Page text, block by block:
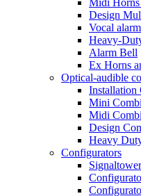
Design
Vocal alarm
Heavy-
Alarm Bell
Ex Horns
Optical-audible
Installation
Mini
Midi
Design
Heavy
Configurators